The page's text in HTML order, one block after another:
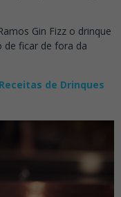
Gin Fizz o drinque
de ficar de fora da
Receitas de Drinques